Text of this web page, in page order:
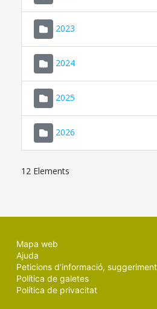
2023
2024
2025
2026
12 Elements
Mapa web
Ajuda
Peticions d'informació,
Política de galetes
Política de privacitat